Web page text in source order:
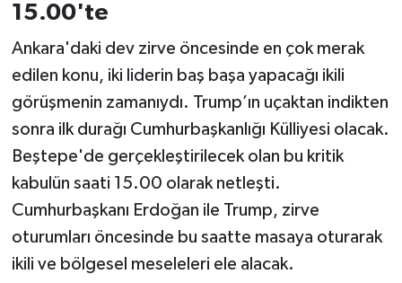
15.00'te
Ankara'daki dev zirve öncesinde en çok merak
edilen konu, iki liderin baş başa yapacağı ikili
görüşmenin zamanıydı. Trump’ın uçaktan indikten
sonra ilk durağı Cumhurbaşkanlığı Külliyesi olacak.
Beştepe'de gerçekleştirilecek olan bu kritik
kabulün saati 15.00 olarak netleşti.
Cumhurbaşkanı Erdoğan ile Trump, zirve
oturumları öncesinde bu saatte masaya oturarak
ikili ve bölgesel meseleleri ele alacak.